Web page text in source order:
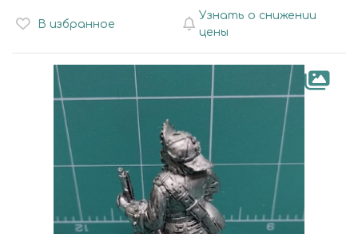
В избранное
Узнать о снижении
цены